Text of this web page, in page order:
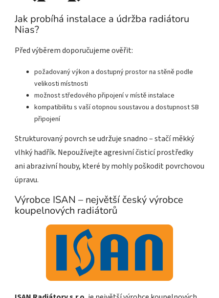
Jak probíhá instalace a údržba radiátoru
Nias?
Před výběrem doporučujeme ověřit:
požadovaný výkon a dostupný prostor na stěně podle
velikosti místnosti
možnost středového připojení v místě instalace
kompatibilitu s vaší otopnou soustavou a dostupnost SB
připojení
Strukturovaný povrch se udržuje snadno – stačí měkký
vlhký hadřík. Nepoužívejte agresivní čisticí prostředky
ani abrazivní houby, které by mohly poškodit povrchovou
úpravu.
Výrobce ISAN – největší český výrobce
koupelnových radiátorů